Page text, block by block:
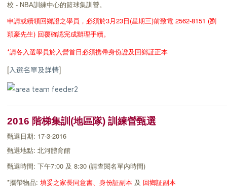
校 - NBA訓練中心的籃球集訓營。
申請或續領回鄉證之學員，必須於3月23日(星期三)前致電 2562-8151 (劉
穎豪先生) 回覆確認完成辦理手續。
*請各入選學員於入營首日必須携帶身份證及回鄉証正本
[入選名單及詳情]
2016 階梯集訓(地區隊) 訓練營甄選
甄選日期: 17-3-2016
甄選地點:北河體育館
甄選時間: 下午7:00 及 8:30 (請查閱名單內時間)
*攜帶物品:填妥之家長同意書、身份証副本 及 回鄉証副本